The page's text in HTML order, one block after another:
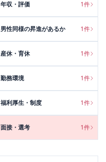
年収・評価 1件
男性同様の昇進があるか 1件
産休・育休 1件
勤務環境 1件
福利厚生・制度 1件
面接・選考 1件